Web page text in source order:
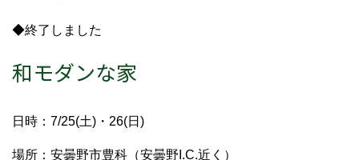
◆終了しました
和モダンな家
日時：7/25(土)・26(日)
場所：安曇野市豊科（安曇野I.C.近く）